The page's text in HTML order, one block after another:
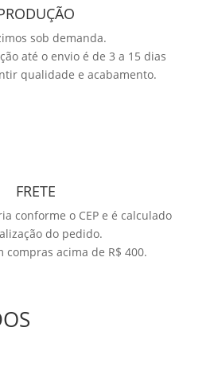
sob demanda.
até o envio é de 3 a 15 dias
qualidade e acabamento.
FRETE
conforme o CEP e é calculado
do pedido.
compras acima de R$ 400.